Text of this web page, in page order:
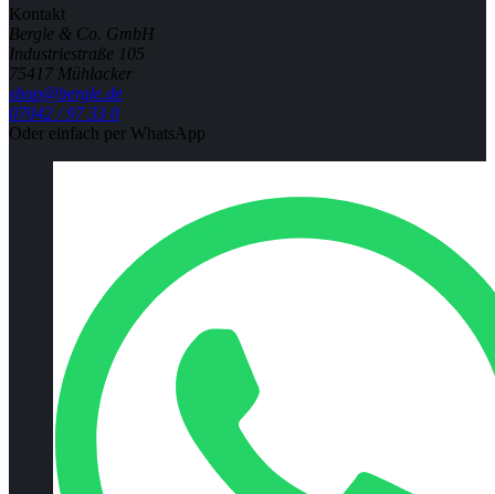
Kontakt
Bergle & Co. GmbH
Industriestraße 105
75417 Mühlacker
shop@bergle.de
07042 / 97 33 0
Oder einfach per WhatsApp